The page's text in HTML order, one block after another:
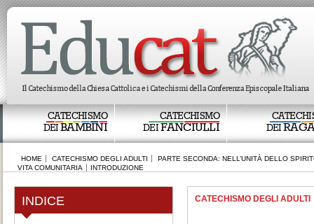
CATECHISMO
DEIBAMBINI
CATECHISMO
DEIFANCIULLI
DEI
HOME CATECHISMO DEGLI ADULTI
PARTE SECONDA: NELL’UNITÀ DELLO
VITA COMUNITARIA
INTRODUZIONE
INDICE CATECHISMO DEGLI ADULTI